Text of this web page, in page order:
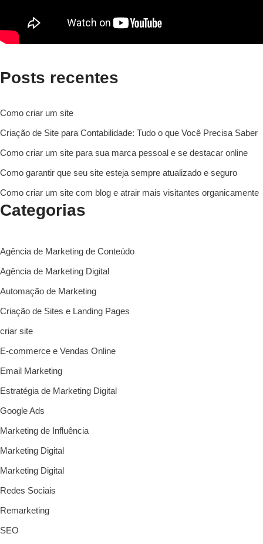
Posts recentes
Como criar um site
Criação de Site para Contabilidade: Tudo o que Você Precisa Saber
Como criar um site para sua marca pessoal e se destacar online
Como garantir que seu site esteja sempre atualizado e seguro
Como criar um site com blog e atrair mais visitantes organicamente
Categorias
Agência de Marketing de Conteúdo
Agência de Marketing Digital
Automação de Marketing
Criação de Sites e Landing Pages
criar site
E-commerce e Vendas Online
Email Marketing
Estratégia de Marketing Digital
Google Ads
Marketing de Influência
Marketing Digital
Marketing Digital
Redes Sociais
Remarketing
SEO